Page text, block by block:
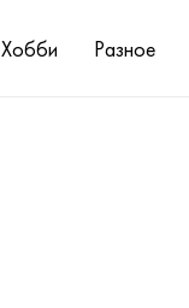
Хобби Разное